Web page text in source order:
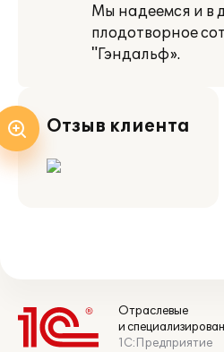
Мы надеемся и в
плодотворное
"Гэндальф».
Отзыв клиента
Отраслевые
и
1С:Предприятие